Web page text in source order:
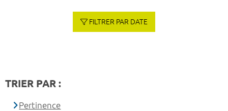
FILTRER PAR DATE
TRIER PAR :
Pertinence